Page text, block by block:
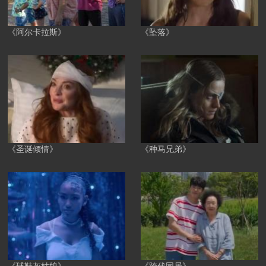
《阿尔卡拉斯》 《坠落》
《圣诞倾情》 《种马兄弟》